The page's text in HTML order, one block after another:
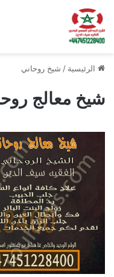
الرئيسية / شيخ روحاني
شيخ معالج